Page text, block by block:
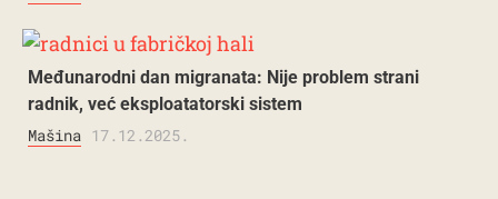
Međunarodni dan migranata: Nije problem strani
radnik, već eksploatatorski sistem
Mašina 17.12.2025.